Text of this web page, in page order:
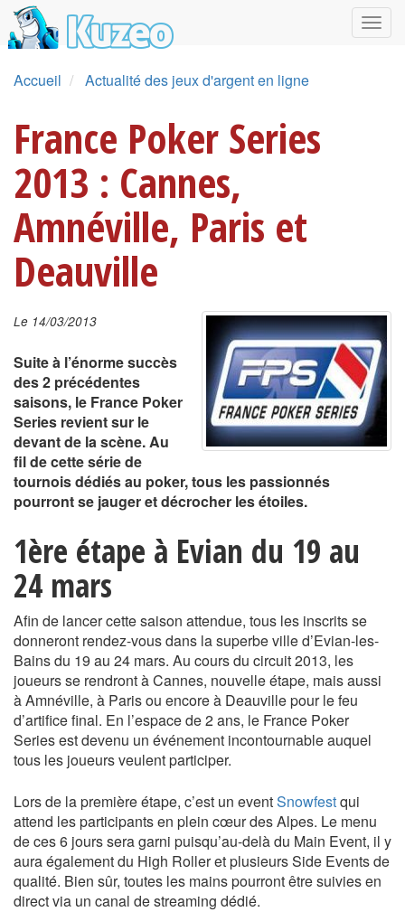
Accueil Actualité des jeux d'argent en ligne
France Poker Series
2013 : Cannes,
Amnéville, Paris et
Deauville
Le 14/03/2013
Suite à l’énorme succès
des 2 précédentes
saisons, le France Poker
Series revient sur le
devant de la scène. Au
fil de cette série de
tournois dédiés au poker, tous les passionnés
pourront se jauger et décrocher les étoiles.
1ère étape à Evian du 19 au
24 mars
Afin de lancer cette saison attendue, tous les inscrits se
donneront rendez-vous dans la superbe ville d’Evian-les-
Bains du 19 au 24 mars. Au cours du circuit 2013, les
joueurs se rendront à Cannes, nouvelle étape, mais aussi
à Amnéville, à Paris ou encore à Deauville pour le feu
d’artifice final. En l’espace de 2 ans, le France Poker
Series est devenu un événement incontournable auquel
tous les joueurs veulent participer.
Lors de la première étape, c’est un eventSnowfestqui
attend les participants en plein cœur des Alpes. Le menu
de ces 6 jours sera garni puisqu’au-delà du Main Event, il y
aura également du High Roller et plusieurs Side Events de
qualité. Bien sûr, toutes les mains pourront être suivies en
direct via un canal de streaming dédié.